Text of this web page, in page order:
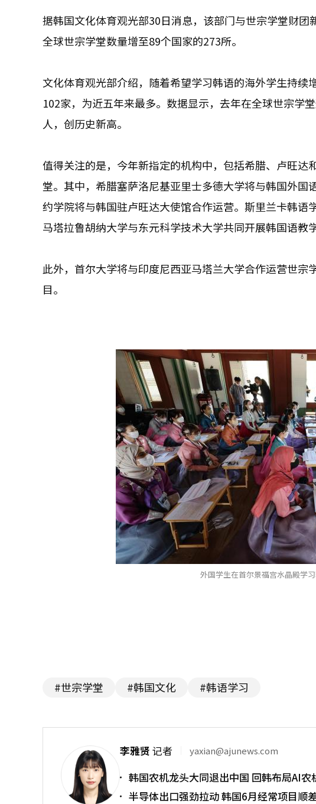
据韩国文化体育观光部30日消息，该部门与世宗学堂财团
全球世宗学堂数量增至89个国家的273所。
文化体育观光部介绍，随着希望学习韩语的海外学生持
102家，为近五年来最多。数据显示，去年在全球世宗学
人，创历史新高。
值得关注的是，今年新指定的机构中，包括希腊、卢旺
堂。其中，希腊塞萨洛尼基亚里士多德大学将与韩国外
约学院将与韩国驻卢旺达大使馆合作运营。斯里兰卡韩
马塔拉鲁胡纳大学与东元科学技术大学共同开展韩国语教学
此外，首尔大学将与印度尼西亚马塔兰大学合作运营世
目。
外国学生在首尔景福宫水晶殿学
#世宗学堂 #韩国文化 #韩语学习
李雅贤 记者 yaxian@ajunews.com
韩国农机龙头大同退出中国 回韩布局AI农
半导体出口强劲拉动 韩国6月经常项目顺